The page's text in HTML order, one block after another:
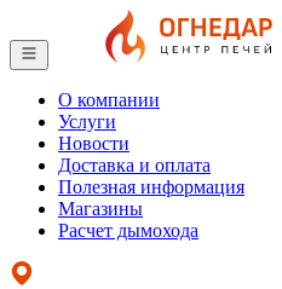
О компании
Услуги
Новости
Доставка и оплата
Полезная информация
Магазины
Расчет дымохода